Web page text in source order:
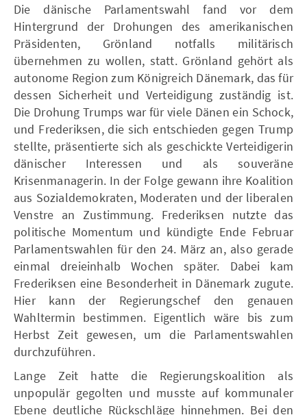
Die dänische Parlamentswahl fand vor dem
Hintergrund der Drohungen des amerikanischen
Präsidenten, Grönland notfalls militärisch
übernehmen zu wollen, statt. Grönland gehört als
autonome Region zum Königreich Dänemark, das für
dessen Sicherheit und Verteidigung zuständig ist.
Die Drohung Trumps war für viele Dänen ein Schock,
und Frederiksen, die sich entschieden gegen Trump
stellte, präsentierte sich als geschickte Verteidigerin
dänischer Interessen und als souveräne
Krisenmanagerin. In der Folge gewann ihre Koalition
aus Sozialdemokraten, Moderaten und der liberalen
Venstre an Zustimmung. Frederiksen nutzte das
politische Momentum und kündigte Ende Februar
Parlamentswahlen für den 24. März an, also gerade
einmal dreieinhalb Wochen später. Dabei kam
Frederiksen eine Besonderheit in Dänemark zugute.
Hier kann der Regierungschef den genauen
Wahltermin bestimmen. Eigentlich wäre bis zum
Herbst Zeit gewesen, um die Parlamentswahlen
durchzuführen.
Lange Zeit hatte die Regierungskoalition als
unpopulär gegolten und musste auf kommunaler
Ebene deutliche Rückschläge hinnehmen. Bei den